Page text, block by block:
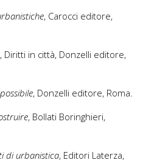
, Carocci editore,
in città, Donzelli editore,
, Donzelli editore, Roma.
, Bollati Boringhieri,
di urbanistica, Editori Laterza,